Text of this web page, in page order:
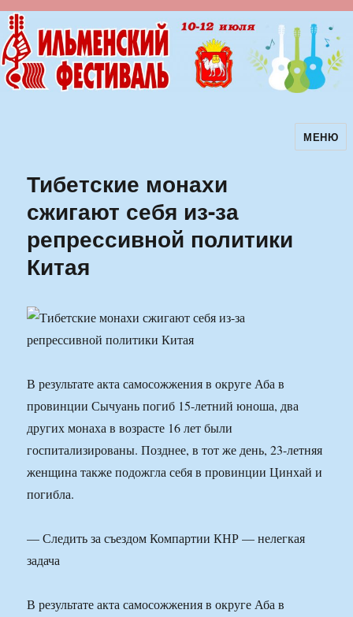
Ильменский фестиваль авторскойМЕНЮ
Тибетские монахи
сжигают себя из-за
репрессивной политики
Китая
В результате акта самосожжения в округе Аба в
провинции Сычуань погиб 15-летний юноша, два
других монаха в возрасте 16 лет были
госпитализированы. Позднее, в тот же день, 23-летняя
женщина также подожгла себя в провинции Цинхай и
погибла.
— Следить за съездом Компартии КНР — нелегкая
задача
В результате акта самосожжения в округе Аба в